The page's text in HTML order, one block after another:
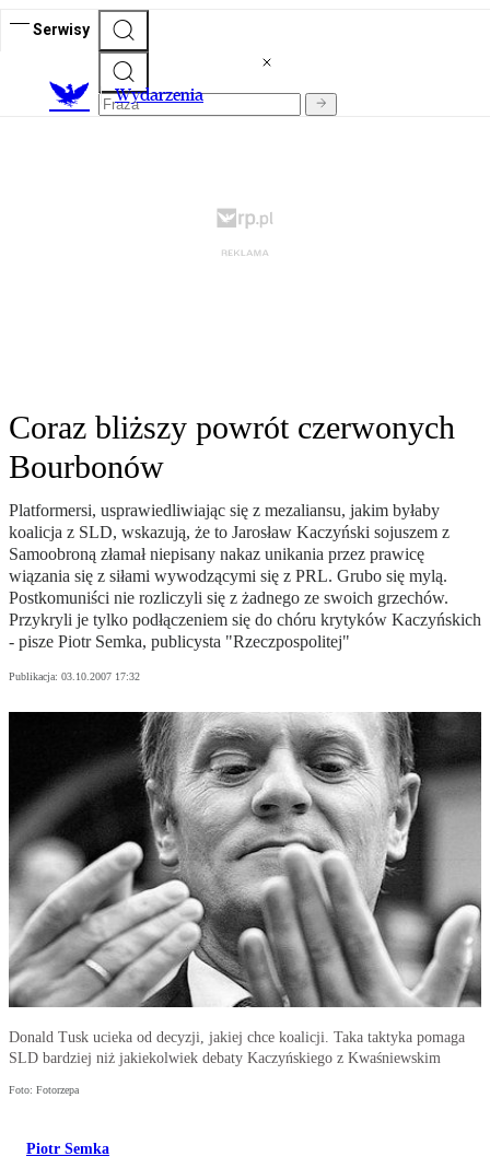
Serwisy
Wydarzenia
Coraz bliższy powrót czerwonych
Bourbonów
Platformersi, usprawiedliwiając się z mezaliansu, jakim byłaby
koalicja z SLD, wskazują, że to Jarosław Kaczyński sojuszem z
Samoobroną złamał niepisany nakaz unikania przez prawicę
wiązania się z siłami wywodzącymi się z PRL. Grubo się mylą.
Postkomuniści nie rozliczyli się z żadnego ze swoich grzechów.
Przykryli je tylko podłączeniem się do chóru krytyków Kaczyńskich
- pisze Piotr Semka, publicysta "Rzeczpospolitej"
Publikacja: 03.10.2007 17:32
Donald Tusk ucieka od decyzji, jakiej chce koalicji. Taka taktyka pomaga
SLD bardziej niż jakiekolwiek debaty Kaczyńskiego z Kwaśniewskim
Foto: Fotorzepa
Piotr Semka